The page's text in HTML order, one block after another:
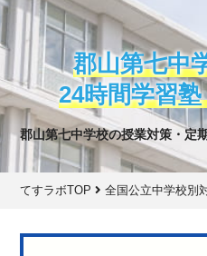
郡山第七中
24時間学習
郡山第七中学校の授業対策・定
てすラボTOP 全国公立中学校別